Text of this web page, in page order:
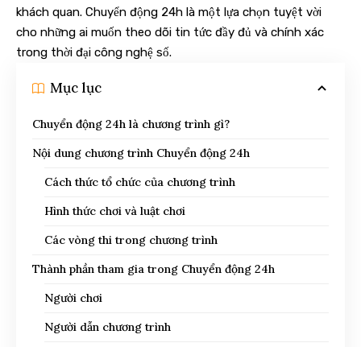
khách quan. Chuyển động 24h là một lựa chọn tuyệt vời
cho những ai muốn theo dõi tin tức đầy đủ và chính xác
trong thời đại công nghệ số.
Mục lục
Chuyển động 24h là chương trình gì?
Nội dung chương trình Chuyển động 24h
Cách thức tổ chức của chương trình
Hình thức chơi và luật chơi
Các vòng thi trong chương trình
Thành phần tham gia trong Chuyển động 24h
Người chơi
Người dẫn chương trình